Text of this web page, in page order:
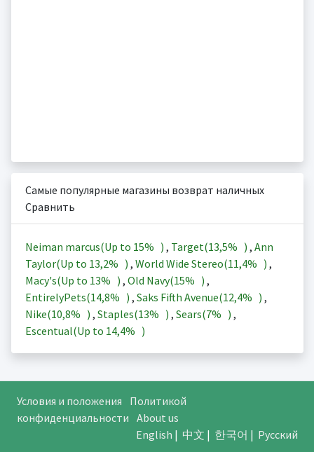
Самые популярные магазины возврат наличных
Сравнить
Neiman marcus(Up to 15% ) , Target(13,5% ) , Ann
Taylor(Up to 13,2% ) , World Wide Stereo(11,4% ) ,
Macy's(Up to 13% ) , Old Navy(15% ) ,
EntirelyPets(14,8% ) , Saks Fifth Avenue(12,4% ) ,
Nike(10,8% ) , Staples(13% ) , Sears(7% ) ,
Escentual(Up to 14,4% )
Условия и положения
Политикой
конфиденциальности About us
English | 中文 | 한국어 | Русский